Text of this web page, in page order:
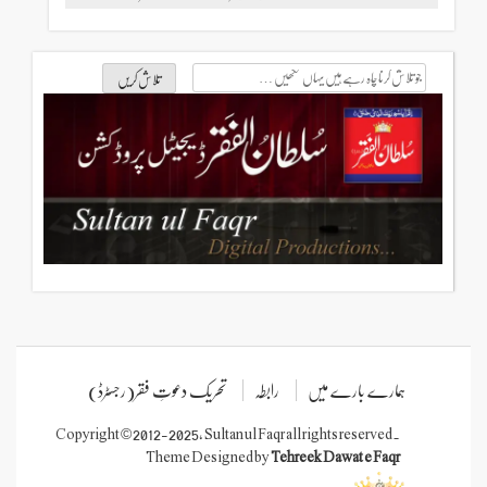
تلاش
چاہ
ہیں
لکھیں
ہمارے بارے میں رابطہ تحریک دعوتِ فقر(رجسٹرڈ)
Copyright © 2012-2025, Sultan ul Faqr all rights reserved.
Theme Designed byTehreek Dawat e Faqr